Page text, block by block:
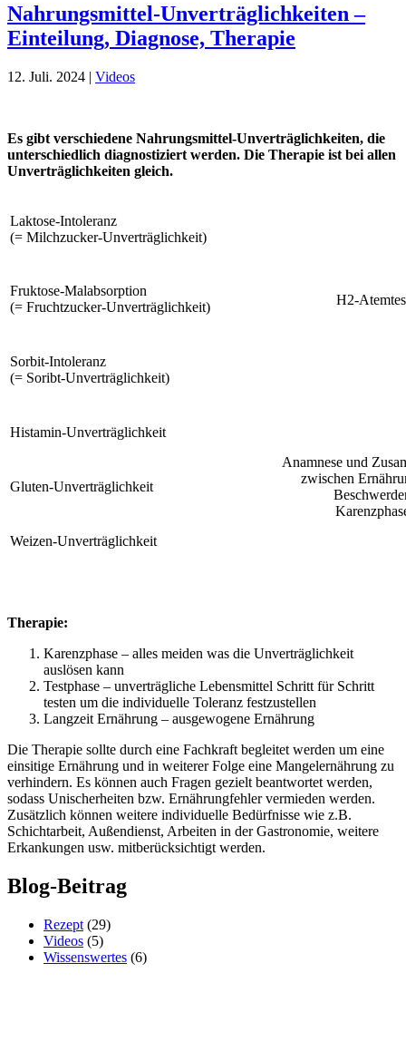
Nahrungsmittel-Unverträglichkeiten –
Einteilung, Diagnose, Therapie
12. Juli. 2024 | Videos
Es gibt verschiedene Nahrungsmittel-Unverträglichkeiten, die
unterschiedlich diagnostiziert werden. Die Therapie ist bei allen
Unverträglichkeiten gleich.
Laktose-Intoleranz
(= Milchzucker-Unverträglichkeit)
H2-
Fruktose-Malabsorption
(= Fruchtzucker-Unverträglichkeit)
Sorbit-Intoleranz
(= Soribt-Unverträglichkeit)
Histamin-Unverträglichkeit
Anamnese und
zwischen
Gluten-Unverträglichkeit
Weizen-Unverträglichkeit
Therapie:
Karenzphase – alles meiden was die Unverträglichkeit
auslösen kann
Testphase – unverträgliche Lebensmittel Schritt für Schritt
testen um die individuelle Toleranz festzustellen
Langzeit Ernährung – ausgewogene Ernährung
Die Therapie sollte durch eine Fachkraft begleitet werden um eine
einsitige Ernährung und in weiterer Folge eine Mangelernährung zu
verhindern. Es können auch Fragen gezielt beantwortet werden,
sodass Unischerheiten bzw. Ernährungfehler vermieden werden.
Zusätzlich können weitere individuelle Bedürfnisse wie z.B.
Schichtarbeit, Außendienst, Arbeiten in der Gastronomie, weitere
Erkankungen usw. mitberücksichtigt werden.
Blog-Beitrag
Rezept (29)
Videos (5)
Wissenswertes (6)